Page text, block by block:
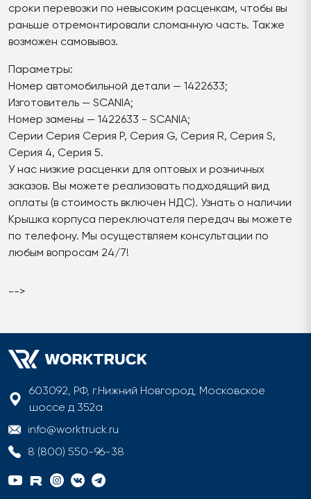
сроки перевозки по невысоким расценкам, чтобы вы
раньше отремонтировали сломанную часть. Также
возможен самовывоз.
Параметры:
Номер автомобильной детали — 1422633;
Изготовитель — SCANIA;
Номер замены — 1422633 - SCANIA;
Серии Серия Серия P, Серия G, Серия R, Серия S,
Серия 4, Серия 5.
У нас низкие расценки для оптовых и розничных
заказов. Вы можете реализовать подходящий вид
оплаты (в стоимость включен НДС). Узнать о наличии
Крышка корпуса переключателя передач вы можете
по телефону. Мы осуществляем консультации по
любым вопросам 24/7!
-->
603092, РФ, г.Нижний Новгород, Московское
шоссе д 352а
info@worktruck.ru
8 (800) 550-96-38